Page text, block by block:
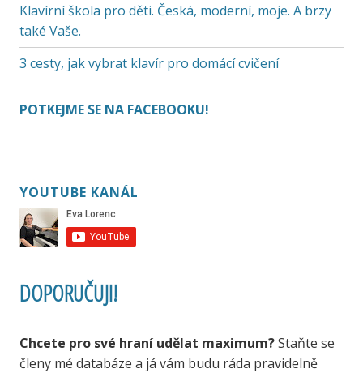
Klavírní škola pro děti. Česká, moderní, moje. A brzy
také Vaše.
3 cesty, jak vybrat klavír pro domácí cvičení
POTKEJME SE NA FACEBOOKU!
YOUTUBE KANÁL
DOPORUČUJI!
Chcete pro své hraní udělat maximum?Staňte se
členy mé databáze a já vám budu ráda pravidelně